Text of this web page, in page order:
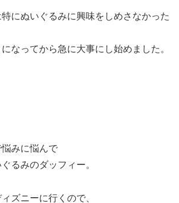
にぬいぐるみに興味をしめさなかった
なってから急に大事にし始めました。
みに悩んで
るみのダッフィー。
ズニーに行くので、